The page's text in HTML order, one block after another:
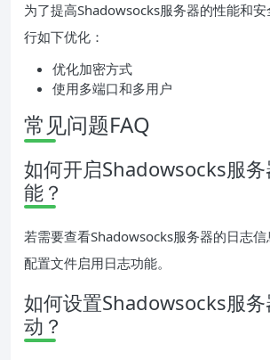
为了提高Shadowsocks服务器的性能和
行如下优化：
优化加密方式
使用多端口和多用户
常见问题FAQ
如何开启Shadowsocks服
能？
若需要查看Shadowsocks服务器的日志
配置文件启用日志功能。
如何设置Shadowsocks服务
动？